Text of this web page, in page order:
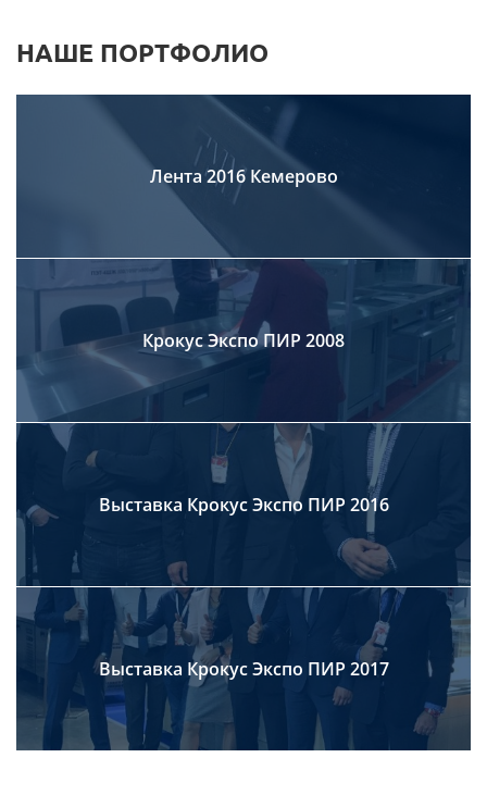
НАШЕ ПОРТФОЛИО
Лента 2016 Кемерово
Крокус Экспо ПИР 2008
Выставка Крокус Экспо ПИР 2016
Выставка Крокус Экспо ПИР 2017